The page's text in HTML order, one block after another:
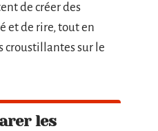
de créer des
et de rire, tout en
croustillantes sur le
les